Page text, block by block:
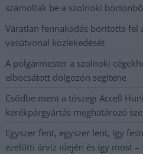
számoltak be a szolnoki
Váratlan fennakadás borította fel
vasútvonal közlekedését
A polgármester a szolnoki
elbocsátott dolgozón segítene
Csődbe ment a tószegi Accell
kerékpárgyártás meghatározó
Egyszer fent, egyszer lent, így
ezelőtti árvíz idején és így most